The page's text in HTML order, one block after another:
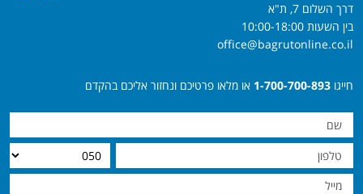
דרך השלום 7, ת"א
בין השעות 10:00-18:00
office@bagrutonline.co.il
חייגו 1-700-700-893 או מלאו פרטיכם ונחזור אליכם בהקדם